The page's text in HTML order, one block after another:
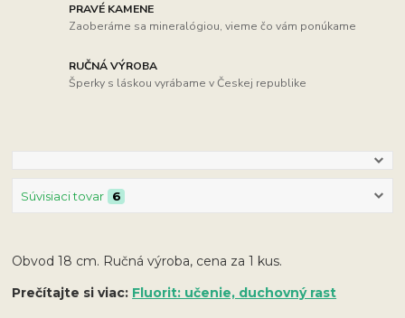
PRAVÉ KAMENE
Zaoberáme sa mineralógiou, vieme čo vám ponúkame
RUČNÁ VÝROBA
Šperky s láskou vyrábame v Českej republike
Súvisiaci tovar 6
Obvod 18 cm. Ručná výroba, cena za 1 kus.
Prečítajte si viac: Fluorit: učenie, duchovný rast